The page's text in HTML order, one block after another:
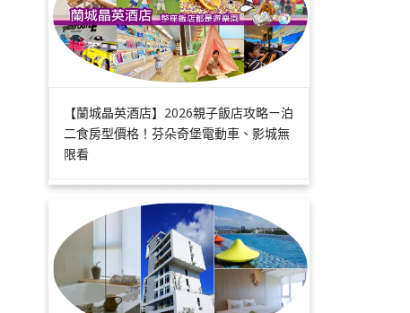
【蘭城晶英酒店】2026親子飯店攻略ㄧ泊
二食房型價格！芬朵奇堡電動車、影城無
限看